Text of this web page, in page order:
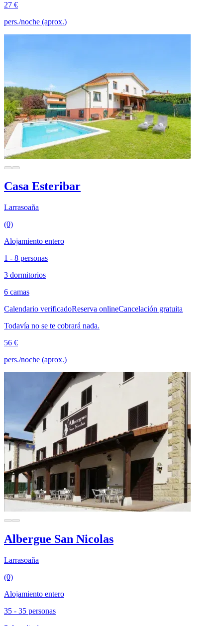
27 €
pers./noche (aprox.)
Casa Esteribar
Larrasoaña
(0)
Alojamiento entero
1 - 8 personas
3 dormitorios
6 camas
Calendario verificadoReserva onlineCancelación gratuita
Todavía no se te cobrará nada.
56 €
pers./noche (aprox.)
Albergue San Nicolas
Larrasoaña
(0)
Alojamiento entero
35 - 35 personas